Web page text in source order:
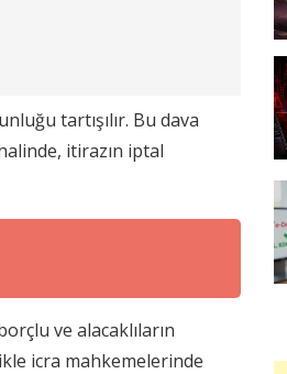
tartışılır. Bu dava
itirazın iptal
ve alacaklıların
icra mahkemelerinde